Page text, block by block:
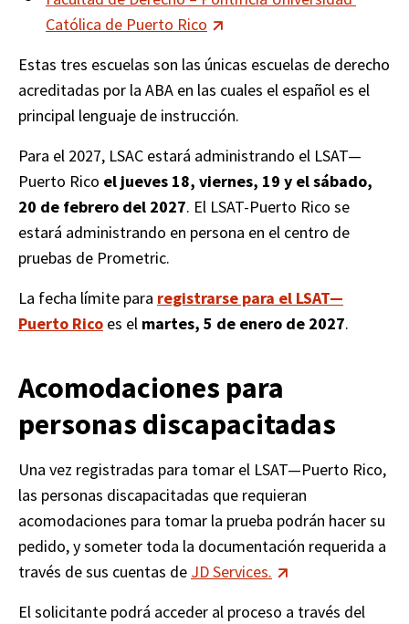
Católica de Puerto Rico
Estas tres escuelas son las únicas escuelas de derecho
acreditadas por la ABA en las cuales el español es el
principal lenguaje de instrucción.
Para el 2027, LSAC estará administrando el LSAT—
Puerto Rico el jueves 18, viernes, 19 y el sábado,
20 de febrero del 2027. El LSAT-Puerto Rico se
estará administrando en persona en el centro de
pruebas de Prometric.
La fecha límite para registrarse para el LSAT—
Puerto Rico es el martes, 5 de enero de 2027.
Acomodaciones para
personas discapacitadas
Una vez registradas para tomar el LSAT—Puerto Rico,
las personas discapacitadas que requieran
acomodaciones para tomar la prueba podrán hacer su
pedido, y someter toda la documentación requerida a
través de sus cuentas de JD Services.
El solicitante podrá acceder al proceso a través del